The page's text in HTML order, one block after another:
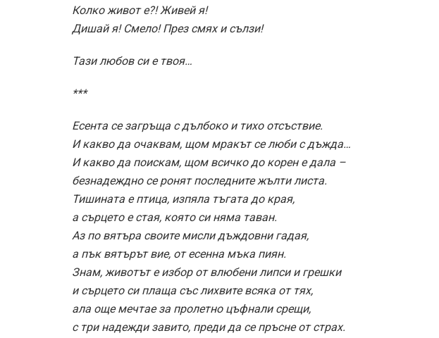
Колко живот е?! Живей я!
Дишай я! Смело! През смях и сълзи!
Тази любов си е твоя…
***
Есента се загръща с дълбоко и тихо отсъствие.
И какво да очаквам, щом мракът се люби с дъжда…
И какво да поискам, щом всичко до корен е дала –
безнадеждно се ронят последните жълти листа.
Тишината е птица, изпяла тъгата до края,
а сърцето е стая, която си няма таван.
Аз по вятъра своите мисли дъждовни гадая,
а пък вятърът вие, от есенна мъка пиян.
Знам, животът е избор от влюбени липси и грешки
и сърцето си плаща със лихвите всяка от тях,
ала още мечтае за пролетно цъфнали срещи,
с три надежди завито, преди да се пръсне от страх.